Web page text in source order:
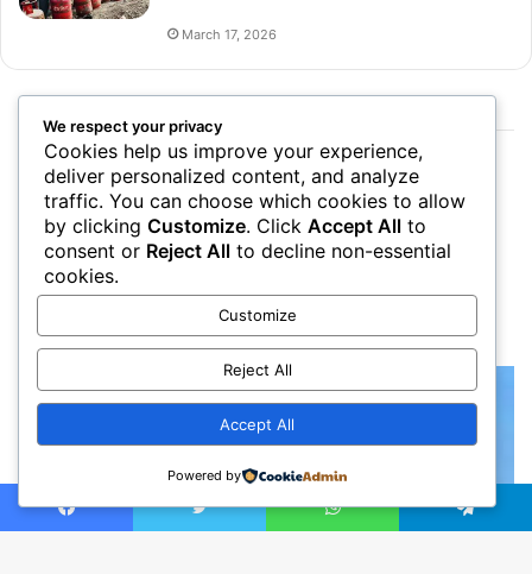
March 17, 2026
Facebook Twitter WhatsApp Telegram
We respect your privacy
Cookies help us improve your experience,
deliver personalized content, and analyze
traffic. You can choose which cookies to allow
by clicking Customize. Click Accept All to
consent or Reject All to decline non-essential
cookies.
Customize
Reject All
Accept All
Powered by